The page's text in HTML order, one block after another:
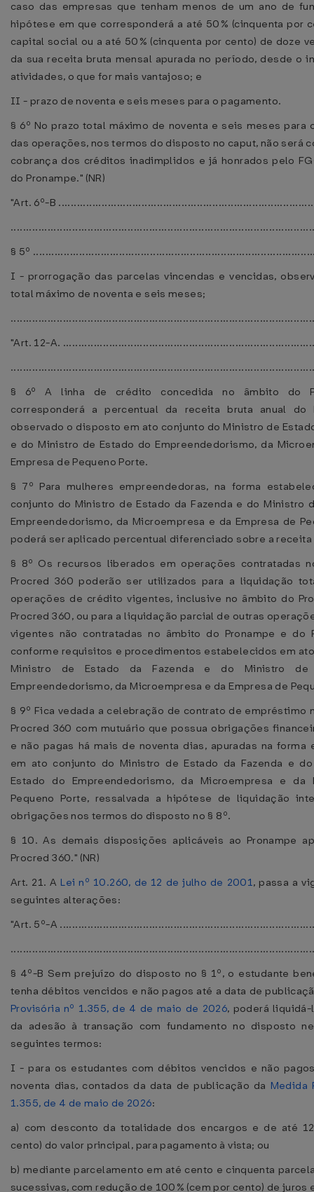
caso das empresas que tenham menos de um ano de
hipótese em que corresponderá a até 50% (cinquenta por
capital social ou a até 50% (cinquenta por cento) de doze
da sua receita bruta mensal apurada no período, desde o
atividades, o que for mais vantajoso; e
II - prazo de noventa e seis meses para o pagamento.
§ 6º No prazo total máximo de noventa e seis meses para
das operações, nos termos do disposto no caput, não será
cobrança dos créditos inadimplidos e já honrados pelo
do Pronampe." (NR)
"Art. 6º-B
§ 5º
I - prorrogação das parcelas vincendas e vencidas,
total máximo de noventa e seis meses;
"Art. 12-A.
§ 6º A linha de crédito concedida no âmbito do
corresponderá a percentual da receita bruta anual do
observado o disposto em ato conjunto do Ministro de
e do Ministro de Estado do Empreendedorismo, da
Empresa de Pequeno Porte.
§ 7º Para mulheres empreendedoras, na forma
conjunto do Ministro de Estado da Fazenda e do Ministro
Empreendedorismo, da Microempresa e da Empresa de
poderá ser aplicado percentual diferenciado sobre a receita
§ 8º Os recursos liberados em operações contratadas
Procred 360 poderão ser utilizados para a liquidação
operações de crédito vigentes, inclusive no âmbito do
Procred 360, ou para a liquidação parcial de outras
vigentes não contratadas no âmbito do Pronampe e do
conforme requisitos e procedimentos estabelecidos em
Ministro de Estado da Fazenda e do Ministro de
Empreendedorismo, da Microempresa e da Empresa de
§ 9º Fica vedada a celebração de contrato de empréstimo
Procred 360 com mutuário que possua obrigações
e não pagas há mais de noventa dias, apuradas na forma
em ato conjunto do Ministro de Estado da Fazenda e
Estado do Empreendedorismo, da Microempresa e da
Pequeno Porte, ressalvada a hipótese de liquidação
obrigações nos termos do disposto no § 8º.
§ 10. As demais disposições aplicáveis ao Pronampe
Procred 360." (NR)
Art. 21. A Lei nº 10.260, de 12 de julho de 2001, passa a
seguintes alterações:
"Art. 5º-A
§ 4º-B Sem prejuízo do disposto no § 1º, o estudante
tenha débitos vencidos e não pagos até a data de
Provisória nº 1.355, de 4 de maio de 2026, poderá
da adesão à transação com fundamento no disposto
seguintes termos:
I - para os estudantes com débitos vencidos e não
noventa dias, contados da data de publicação da Medida
1.355, de 4 de maio de 2026:
a) com desconto da totalidade dos encargos e de até
cento) do valor principal, para pagamento à vista; ou
b) mediante parcelamento em até cento e cinquenta
sucessivas, com redução de 100% (cem por cento) de juros